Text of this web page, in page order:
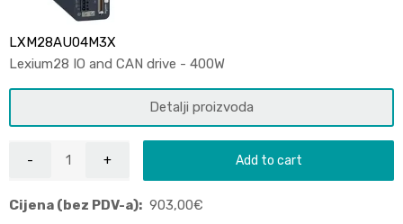
LXM28AU04M3X
Lexium28 IO and CAN drive - 400W
Detalji proizvoda
Add to cart
Cijena (bez PDV-a): 903,00€